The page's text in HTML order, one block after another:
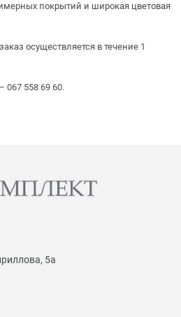
покрытий и широкая цветовая
осуществляется в течение 1
067 558 69 60.
5а